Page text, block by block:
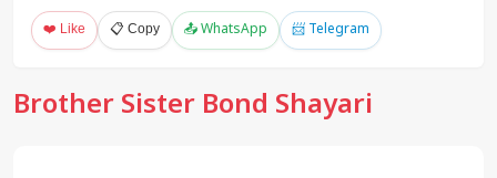
❤️ Like 📋 Copy 📤 WhatsApp 📨 Telegram
Brother Sister Bond Shayari